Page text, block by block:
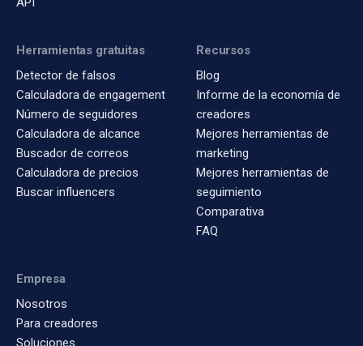
Herramientas gratuitas
Detector de falsos
Calculadora de engagement
Número de seguidores
Calculadora de alcance
Buscador de correos
Calculadora de precios
Buscar influencers
Recursos
Blog
Informe de la economía de
creadores
Mejores herramientas de
marketing
Mejores herramientas de
seguimiento
Comparativa
FAQ
Empresa
Nosotros
Para creadores
Soluciones